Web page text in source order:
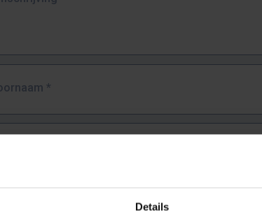
Details
*